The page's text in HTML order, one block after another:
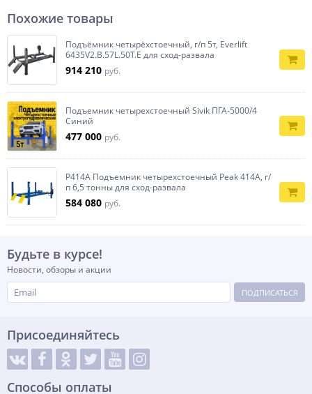
Похожие товары
Подъёмник четырёхстоечный, г/п 5т, Everlift
6435V2.B.57L.50T.E для сход-развала
914 210 руб.
Подъемник четырехстоечный Sivik ПГА-5000/4
Синий
477 000 руб.
P414A Подъемник четырехстоечный Peak 414A, г/
п 6,5 тонны для сход-развала
584 080 руб.
Будьте в курсе!
Новости, обзоры и акции
ПОДПИСАТЬСЯ
Присоединяйтесь
Способы оплаты